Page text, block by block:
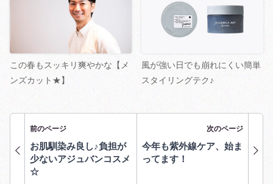
この春もスッキリ爽やかな【メ
ンズカット★】
風が強い日でも崩れにくい簡単
スタイリングテク♪
前のページ
お肌馴染み良し♪負担が
少ないアジュバンコスメ
☆
次のページ
今年も紫外線ケア、始ま
ってます！